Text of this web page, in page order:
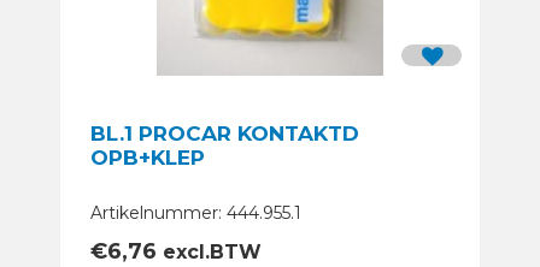
BL.1 PROCAR KONTAKTD
OPB+KLEP
Artikelnummer: 444.955.1
€6,76 excl.BTW